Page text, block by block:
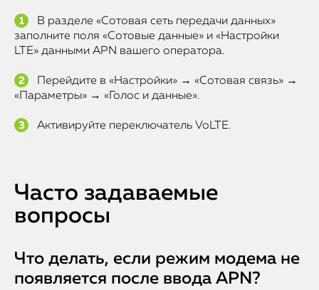
В разделе «Сотовая сеть передачи данных»
заполните поля «Сотовые данные» и «Настройки
LTE» данными APN вашего оператора.
Перейдите в «Настройки» → «Сотовая связь» →
«Параметры» → «Голос и данные».
Активируйте переключатель VoLTE.
Часто задаваемые
вопросы
Что делать, если режим модема не
появляется после ввода APN?